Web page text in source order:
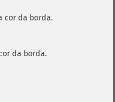
cor da borda.
da borda.